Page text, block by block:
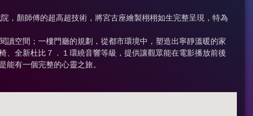
，顏師傅的超高超技術，將宮古座繪製栩栩如生完整呈現，特為
讀空間；一樓門廳的規劃，從都市環境中，塑造出寧靜溫暖的家
、全新杜比７．１環繞音響等級，提供讓觀眾能在電影播放前後
能有一個完整的心靈之旅。